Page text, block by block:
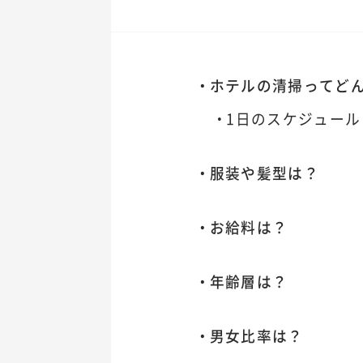
ホテルの清掃ってど
1日のスケジュール
服装や髪型は？
お給料は？
年齢層は？
男女比率は？